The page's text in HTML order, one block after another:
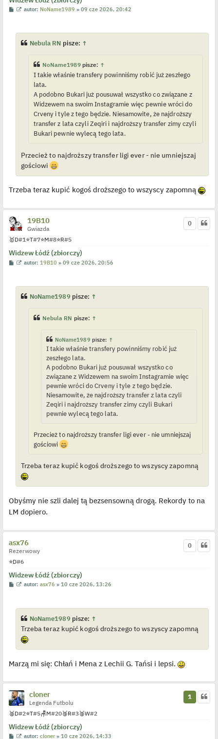
P
W
i
e
t
autor: NoName1989 »09 cze 2026, 20:42
Nebula RN pisze: ↑
NoName1989pisze: ↑
I takie właśnie transfery powinniśmy robić już zeszłego
lata.
A podobno Bukari już pousuwał wszystko co związane z
Widzewem na swoim Instagramie więc pewnie wróci do
Crveny i tyle z tego będzie. Niesamowite, że najdroższy
transfer z lata czyli Zeqiri i najdroższy transfer zimy czyli
Bukari pewnie wylecą tego lata.
Przecież to najdroższy transfer ligi ever - nie umniejszaj
gościowi
Trzeba teraz kupić kogoś droższego to wszyscy zapomną
19B10
Gwiazda
🥇D#1⭐T#7⭐M#8⭐R#5
Widzew Łódź (zbiorczy)
0
P
W
i
e
t
autor:19B10 »09 cze 2026, 20:56
NoName1989 pisze: ↑
Nebula RN pisze: ↑
NoName1989 pisze: ↑
I takie właśnie transfery powinniśmy robić już
zeszłego lata.
A podobno Bukari już pousuwał wszystko co
związane z Widzewem na swoim Instagramie więc
pewnie wróci do Crveny i tyle z tego będzie.
Niesamowite, że najdroższy transfer z lata czyli
Zeqiri i najdroższy transfer zimy czyli Bukari
pewnie wylecą tego lata.
Przecież to najdroższy transfer ligi ever - nie umniejszaj
gościowi
Trzeba teraz kupić kogoś droższego to wszyscy zapomną
Obyśmy nie szli dalej tą bezsensowną drogą. Rekordy to na
LM dopiero.
asx76
Rezerwowy
⭐D#6
Widzew Łódź (zbiorczy)
0
P
W
i
e
t
l
p
o
y
z
y
p
o
s
t
autor:asx76 »10 cze 2026, 13:26
NoName1989 pisze: ↑
Trzeba teraz kupić kogoś droższego to wszyscy zapomną
Marzą mi się: Chłań i Mena z Lechii G. Tańsi i lepsi.
cloner
Legenda Futbolu
🥈D#2⭐T#5🪑M#20🥉R#3🥈W#2
Widzew Łódź (zbiorczy)
1
P
W
autor:cloner »10 cze 2026, 14:33